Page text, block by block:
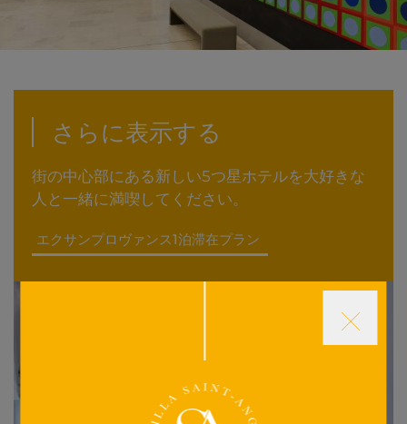
さらに表示する
街の中心部にある新しい5つ星ホテルを大好きな
人と一緒に満喫してください。
エクサンプロヴァンス1泊滞在プラン